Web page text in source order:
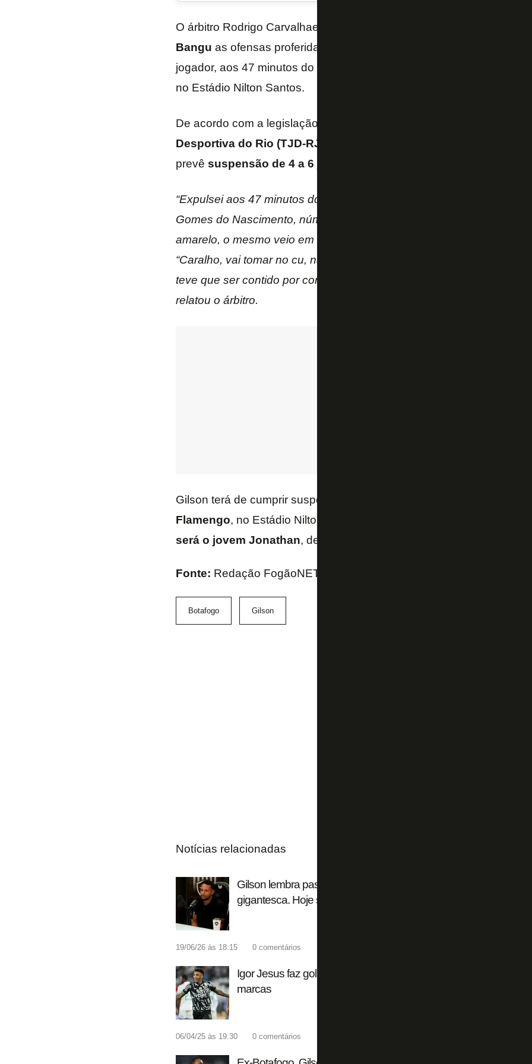
O árbitro Rodrigo Carvalhaes de Miranda relatou na súmula do jogo
Bangu as ofensas proferidas pelo lateral-esquerdo
jogador, aos 47 minutos do segundo tempo da partida realizada na
no Estádio Nilton Santos.
De acordo com a legislação vigente, Gilson será denunciado pelo
Desportiva do Rio (TJD-RJ)
prevê suspensão de 4 a 6 jogos e multa de R$ 100 a R$ 100 mil
“Expulsei aos 47 minutos do segundo tempo, com cartão vermelho
Gomes do Nascimento, número 6 da equipe do Botafogo, pois após
amarelo, o mesmo veio em minha direção proferindo as seguintes
“Caralho, vai tomar no cu, não fiz nada, você deve estar de
teve que ser contido por companheiros de sua equipe para sair do
relatou o árbitro.
Gilson terá de cumprir suspensão automática neste sábado, no
Flamengo, no Estádio Nilton Santos. O técnico Zé Ricardo já
será o jovem Jonathan, de 20 anos.
Fonte: Redação FogãoNET
Botafogo Gilson
Notícias relacionadas
Gilson lembra passagem pelo Botafogo: 'Tenho carinho enorme
gigantesca. Hoje sou botafoguense também'
19/06/26 às 18:15 0 comentários
Igor Jesus faz gol número 800 do Botafogo no Estádio Nilton
marcas
06/04/25 às 19:30 0 comentários